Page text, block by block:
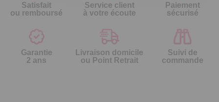
Satisfait
ou remboursé
Service client
à votre écoute
Paiement
sécurisé
Garantie
2 ans
Livraison domicile
ou Point Retrait
Suivi de
commande